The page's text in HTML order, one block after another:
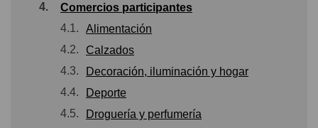
4.
Comercios participantes
4.1.
Alimentación
4.2.
Calzados
4.3.
Decoración, iluminación y hogar
4.4.
Deporte
4.5.
Droguería y perfumería